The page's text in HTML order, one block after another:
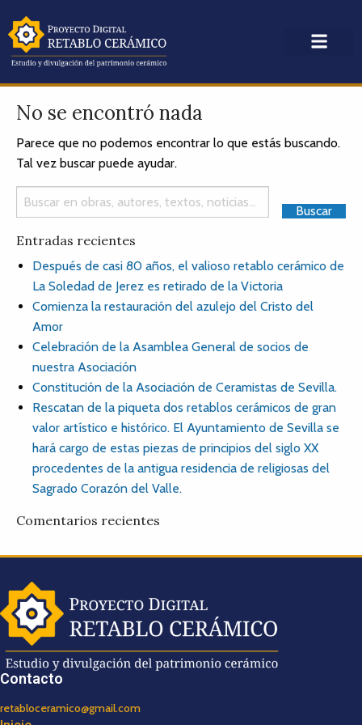
No se encontró nada
Parece que no podemos encontrar lo que estás buscando.
Tal vez buscar puede ayudar.
Entradas recientes
Después de casi 80 años, el valioso retablo cerámico de
La Soledad de Jerez es retirado de la Victoria
Comienza la restauración del azulejo del Cristo del
Amor
Celebración de la Asamblea General de socios de
nuestra Asociación
Constitución de la Asociación de Ceramistas de Sevilla.
Rescatan de la piqueta dos retablos cerámicos de gran
valor artístico e histórico. El Ayuntamiento de Sevilla se
hará cargo de estas piezas de principios del siglo XX
procedentes de la antigua residencia de religiosas del
Sagrado Corazón del Valle.
Comentarios recientes
Contacto
retabloceramico@gmail.com